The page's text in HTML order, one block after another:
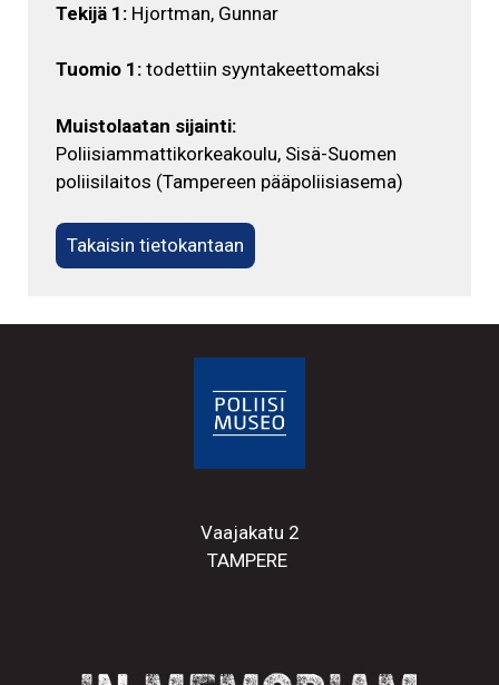
Tekijä 1: Hjortman, Gunnar
Tuomio 1: todettiin syyntakeettomaksi
Muistolaatan sijainti:
Poliisiammattikorkeakoulu, Sisä-Suomen
poliisilaitos (Tampereen pääpoliisiasema)
Takaisin tietokantaan
Vaajakatu 2
TAMPERE